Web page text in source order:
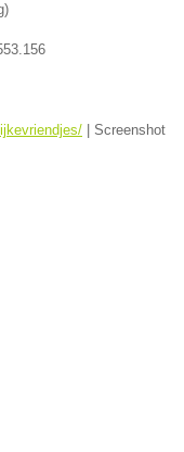
)
Screenshot